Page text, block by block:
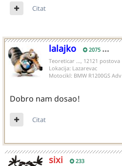
Citat
lalajko 2075
Teoreticar ..., 12121 postova
Lokacija: Lazarevac
Motocikl: BMW R1200GS Adv
Dobro nam dosao!
Citat
sixi 233